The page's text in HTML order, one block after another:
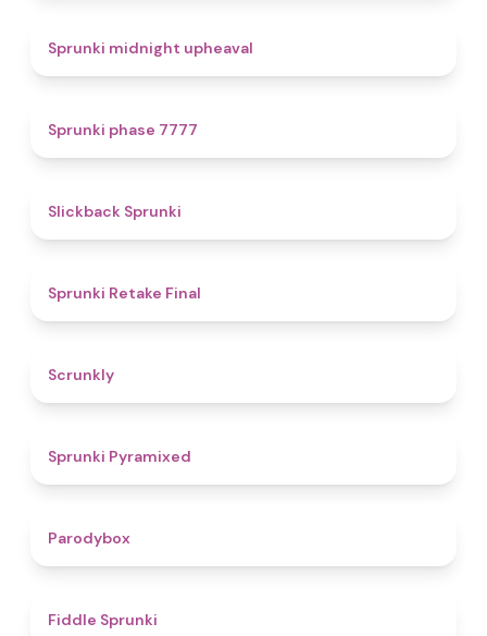
Sprunki midnight upheaval
Sprunki phase 7777
Slickback Sprunki
Sprunki Retake Final
Scrunkly
Sprunki Pyramixed
Parodybox
Fiddle Sprunki